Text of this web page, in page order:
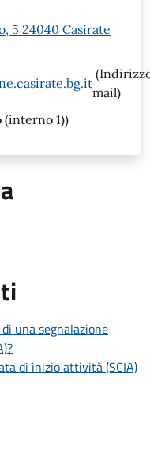
5 24040 Casirate
mail)
(interno 1))
una segnalazione
di inizio attività (SCIA)